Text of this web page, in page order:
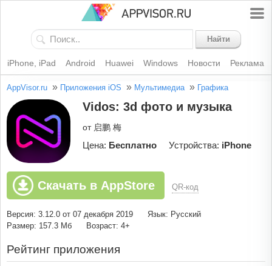
Найти
iPhone, iPad Android Huawei Windows Новости Реклама
AppVisor.ru » Приложения iOS » Мультимедиа » Графика
Vidos: 3d фото и музыка
от 启鹏 梅
Цена: Бесплатно Устройства: iPhone
Скачать в AppStore QR-код
Версия: 3.12.0 от 07 декабря 2019
Язык: Русский
Размер: 157.3 Мб
Возраст: 4+
Рейтинг приложения